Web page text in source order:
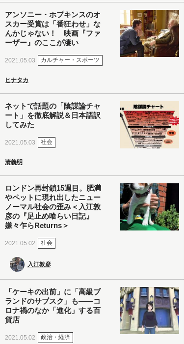
アンソニー・ホプキンスのオ
スカー受賞は「番狂わせ」な
んかじゃない！ 映画『ファ
ーザー』のここが凄い
2021.05.03 カルチャー・スポーツ
ヒナタカ
ネットで話題の「陰謀論チャ
ート」を徹底解説＆日本語訳
してみた
2021.05.03 社会
清義明
ロンドン再封鎖15週目。肥満
やペットに現れ出したニュー
ノーマル社会の歪み＜入江敦
彦の『足止め喰らい日記』
嫌々乍らReturns＞
2021.05.02 社会
入江敦彦
「ケーキの出前」に「高級ブ
ランドのサブスク」も――コ
ロナ禍のなか「進化」する百
貨店
2021.05.02 政治・経済